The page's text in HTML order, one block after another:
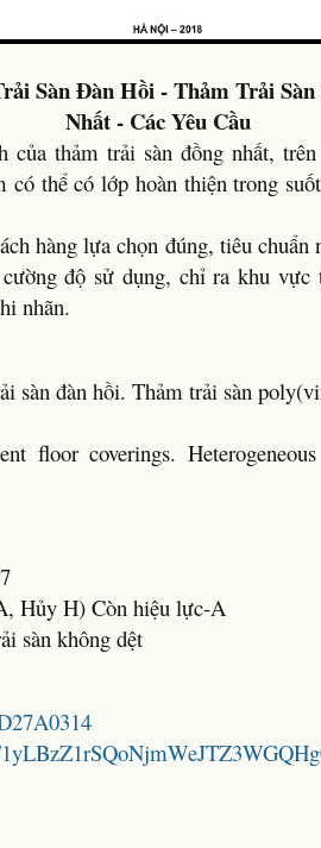
Sàn Đàn Hồi - Thảm Trải
Nhất - Các Yêu Cầu
của thảm trải sàn đồng nhất,
có thể có lớp hoàn thiện trong
hàng lựa chọn đúng, tiêu chuẩn
độ sử dụng, chỉ ra khu vực
nhãn.
sàn đàn hồi. Thảm trải sàn
floor coverings.
Hủy H) Còn hiệu lực-A
sàn không dệt